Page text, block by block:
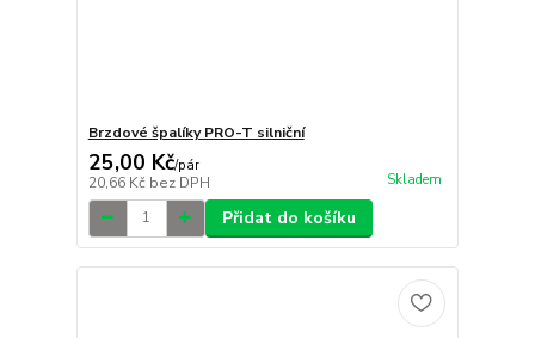
Brzdové špalíky PRO-T silniční
25,00 Kč/pár
20,66 Kč bez DPH Skladem
Přidat do košíku